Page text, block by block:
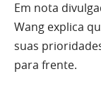
Em nota
Wang explica
suas
para frente.